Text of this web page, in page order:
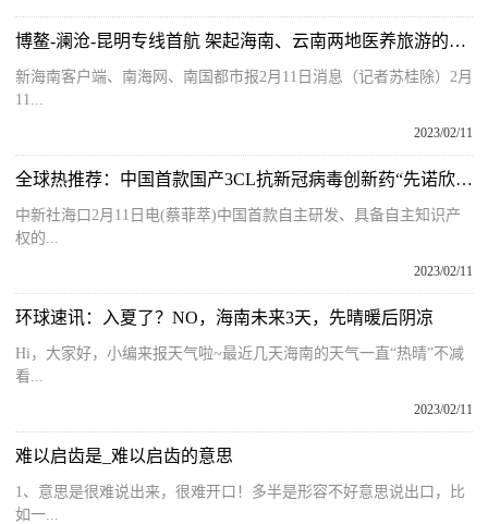
博鳌-澜沧-昆明专线首航 架起海南、云南两地医养旅游的“空中桥梁”
新海南客户端、南海网、南国都市报2月11日消息（记者苏桂除）2月
11...
2023/02/11
全球热推荐：中国首款国产3CL抗新冠病毒创新药“先诺欣”上市投产
中新社海口2月11日电(蔡菲萃)中国首款自主研发、具备自主知识产
权的...
2023/02/11
环球速讯：入夏了？NO，海南未来3天，先晴暖后阴凉
Hi，大家好，小编来报天气啦~最近几天海南的天气一直“热晴”不减
看...
2023/02/11
难以启齿是_难以启齿的意思
1、意思是很难说出来，很难开口！多半是形容不好意思说出口，比
如一...